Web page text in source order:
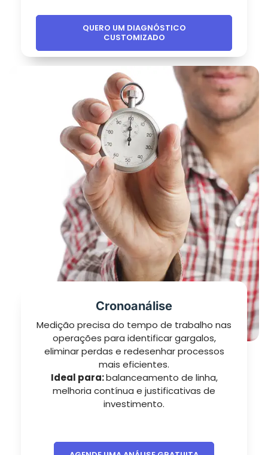
QUERO UM DIAGNÓSTICO
CUSTOMIZADO
Cronoanálise
Medição precisa do tempo de trabalho nas
operações para identificar gargalos,
eliminar perdas e redesenhar processos
mais eficientes.
Ideal para:balanceamento de linha,
melhoria contínua e justificativas de
investimento.